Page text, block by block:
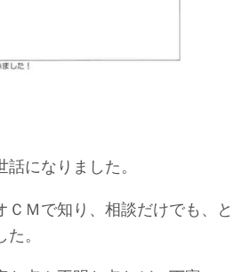
になりました。
ＣＭで知り、相談だけでも、と
。